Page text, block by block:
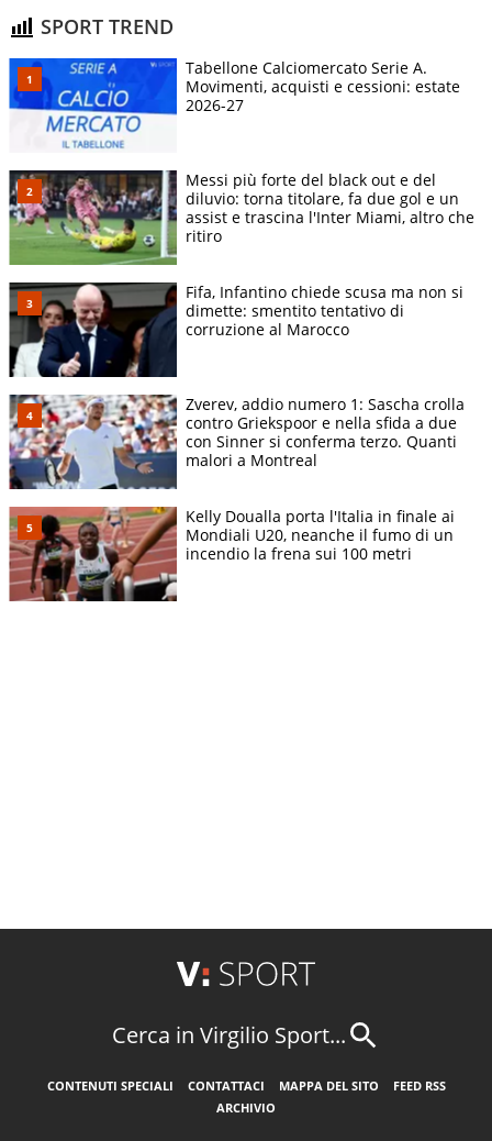
SPORT TREND
Tabellone Calciomercato Serie A.
Movimenti, acquisti e cessioni: estate
2026-27
Messi più forte del black out e del
diluvio: torna titolare, fa due gol e un
assist e trascina l'Inter Miami, altro che
ritiro
Fifa, Infantino chiede scusa ma non si
dimette: smentito tentativo di
corruzione al Marocco
Zverev, addio numero 1: Sascha crolla
contro Griekspoor e nella sfida a due
con Sinner si conferma terzo. Quanti
malori a Montreal
Kelly Doualla porta l'Italia in finale ai
Mondiali U20, neanche il fumo di un
incendio la frena sui 100 metri
Cerca in Virgilio Sport...
CONTENUTI SPECIALI CONTATTACI MAPPA DEL SITO
FEED RSS
ARCHIVIO